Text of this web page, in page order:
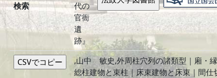
検索
代の
官衙
遺
跡』
,山中 敏史,外周柱穴列の諸類型｜廂・
総柱建物と束柱｜床束建物と床束｜間仕